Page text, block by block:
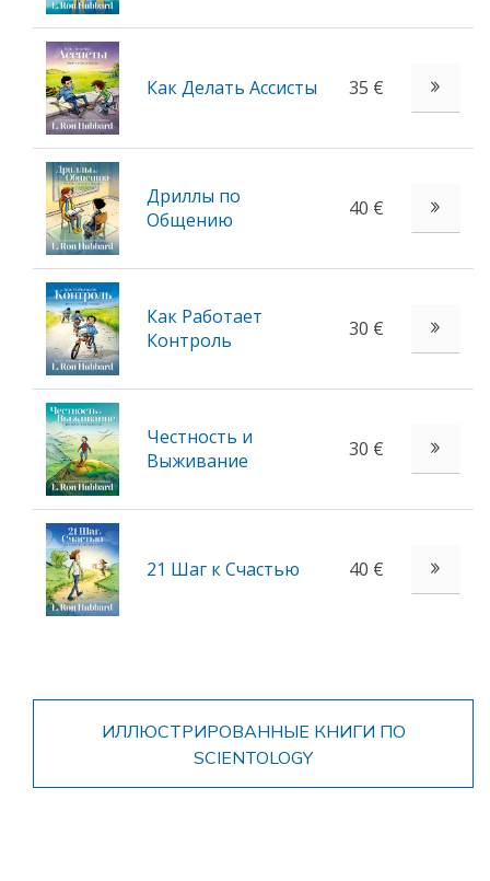
Как Делать Ассисты 35 €
Дриллы по
Общению
40 €
Как Работает
Контроль
30 €
Честность и
Выживание
30 €
21 Шаг к Счастью 40 €
ИЛЛЮСТРИРОВАННЫЕ КНИГИ ПО
SCIENTOLOGY